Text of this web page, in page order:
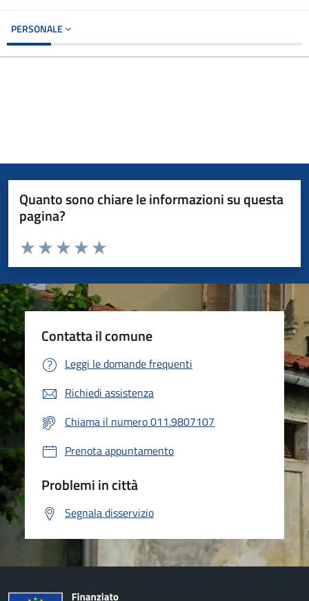
PERSONALE
Quanto sono chiare le informazioni su questa
pagina?
Valuta da 1 a 5 stelle la pagina
Valuta 5 stelle su 5
Valuta 4 stelle su 5
Valuta 3 stelle su 5
Valuta 2 stelle su 5
Valuta 1 stelle su 5
Contatta il comune
Leggi le domande frequenti
Richiedi assistenza
Chiama il numero 011.9807107
Prenota appuntamento
Problemi in città
Segnala disservizio